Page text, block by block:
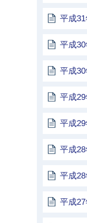
平成
平成
平成
平成
平成
平成
平成
平成